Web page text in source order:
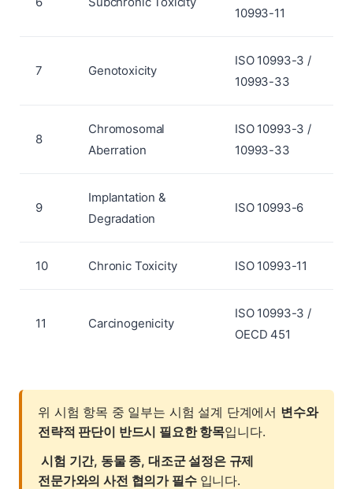
10993-11
7 Genotoxicity
ISO 10993-3 /
10993-33
8
Chromosomal
Aberration
ISO 10993-3 /
10993-33
9
Implantation &
Degradation
ISO 10993-6
10 Chronic Toxicity ISO 10993-11
11 Carcinogenicity
ISO 10993-3 /
OECD 451
위 시험 항목 중 일부는 시험 설계 단계에서 변수와
전략적 판단이 반드시 필요한 항목입니다.
시험 기간, 동물 종, 대조군 설정은 규제
전문가와의 사전 협의가 필수 입니다.